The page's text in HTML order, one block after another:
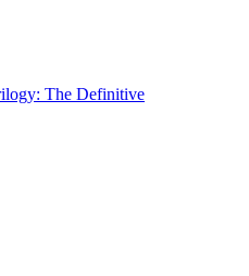
The Definitive